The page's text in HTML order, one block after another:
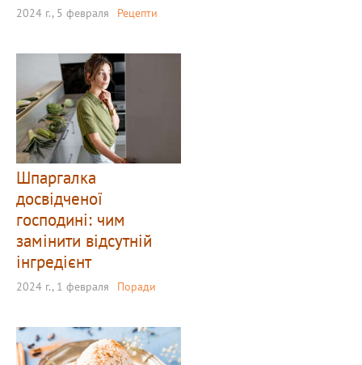
2024 г., 5 февраля Рецепти
Шпаргалка
досвідченої
господині: чим
замінити відсутній
інгредієнт
2024 г., 1 февраля Поради